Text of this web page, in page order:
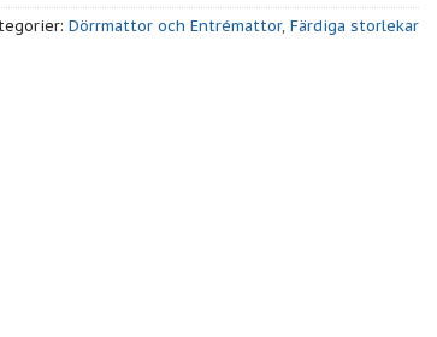
Dörrmattor och Entrémattor, Färdiga storlekar